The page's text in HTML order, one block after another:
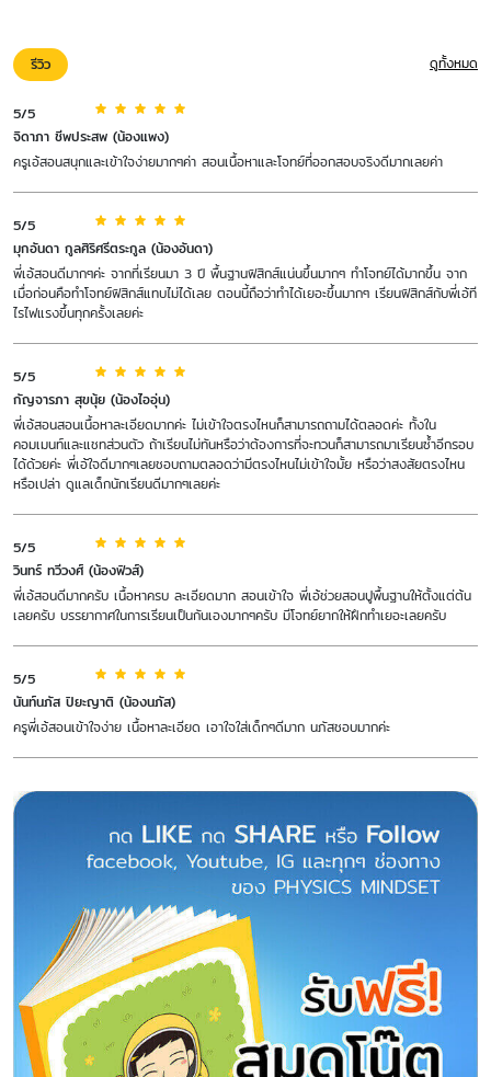
รีวิว ดูทั้งหมด
5/5
จิดาภา ชีพประสพ (น้องแพง)
ครูเอ้สอนสนุกและเข้าใจง่ายมากๆค่า สอนเนื้อหาและโจทย์ที่ออกสอบจริงดีมากเลยค่า
5/5
มุกอันดา กูลศิริศรีตระกูล (น้องอันดา)
พี่เอ้สอนดีมากๆค่ะ จากที่เรียนมา 3 ปี พื้นฐานฟิสิกส์แน่นขึ้นมากๆ ทำโจทย์ได้มากขึ้น จาก
เมื่อก่อนคือทำโจทย์ฟิสิกส์แทบไม่ได้เลย ตอนนี้ถือว่าทำได้เยอะขึ้นมากๆ เรียนฟิสิกส์กับพี่เอ้ที
ไรไฟแรงขึ้นทุกครั้งเลยค่ะ
5/5
กัญจารภา สุขนุ้ย (น้องไออุ่น)
พี่เอ้สอนสอนเนื้อหาละเอียดมากค่ะ ไม่เข้าใจตรงไหนก็สามารถถามได้ตลอดค่ะ ทั้งใน
คอมเมนท์และแชทส่วนตัว ถ้าเรียนไม่ทันหรือว่าต้องการที่จะทวนก็สามารถมาเรียนซ้ำอีกรอบ
ได้ด้วยค่ะ พี่เอ้ใจดีมากๆเลยชอบถามตลอดว่ามีตรงไหนไม่เข้าใจมั้ย หรือว่าสงสัยตรงไหน
หรือเปล่า ดูแลเด็กนักเรียนดีมากๆเลยค่ะ
5/5
วินทร์ ทวีวงศ์ (น้องฟิวส์)
พี่เอ้สอนดีมากครับ เนื้อหาครบ ละเอียดมาก สอนเข้าใจ พี่เอ้ช่วยสอนปูพื้นฐานให้ตั้งแต่ต้น
เลยครับ บรรยากาศในการเรียนเป็นกันเองมากๆครับ มีโจทย์ยากให้ฝึกทำเยอะเลยครับ
5/5
นันท์นภัส ปิยะญาติ (น้องนภัส)
ครูพี่เอ้สอนเข้าใจง่าย เนื้อหาละเอียด เอาใจใส่เด็กๆดีมาก นภัสชอบมากค่ะ